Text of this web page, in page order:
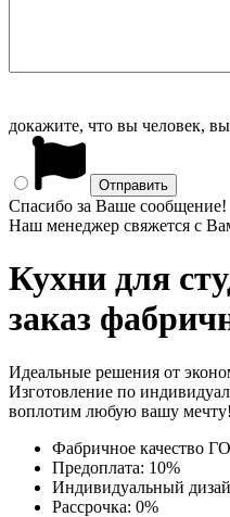
докажите, что вы человек,
Спасибо за Ваше сообщение!
Наш менеджер свяжется с
Кухни для
заказ
Идеальные решения от
Изготовление по
воплотим любую вашу мечту!
Фабричное качество
Предоплата: 10%
Индивидуальный
Рассрочка: 0%